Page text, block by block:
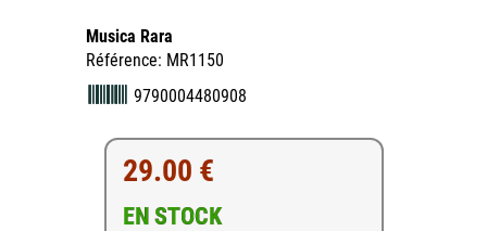
Musica Rara
Référence: MR1150
9790004480908
29.00 €
EN STOCK